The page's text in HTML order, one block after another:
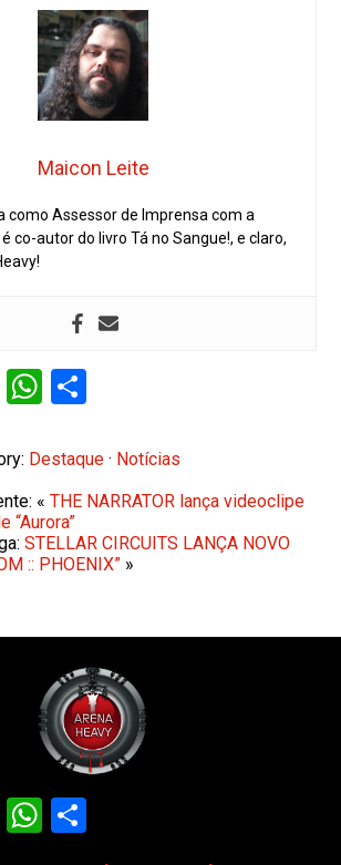
Maicon Leite
como Assessor de Imprensa com a
co-autor do livro Tá no Sangue!, e claro,
EmailWhatsApp
Destaque · Notícias
«THE NARRATOR lança videoclipe
“Aurora”
STELLAR CIRCUITS LANÇA NOVO
:: PHOENIX” »
EmailWhatsApp